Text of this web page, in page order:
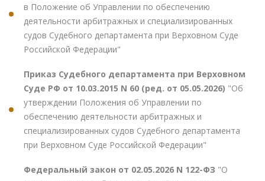
в Положение об Управлении по обеспечению
деятельности арбитражных и специализированных
судов Судебного департамента при Верховном Суде
Российской Федерации"
Приказ Судебного департамента при Верховном
Суде РФ от 10.03.2015 N 60 (ред. от 05.05.2026) "Об
утверждении Положения об Управлении по
обеспечению деятельности арбитражных и
специализированных судов Судебного департамента
при Верховном Суде Российской Федерации"
Федеральный закон от 02.05.2026 N 122-ФЗ "О